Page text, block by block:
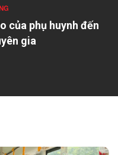
của phụ huynh đến
gia